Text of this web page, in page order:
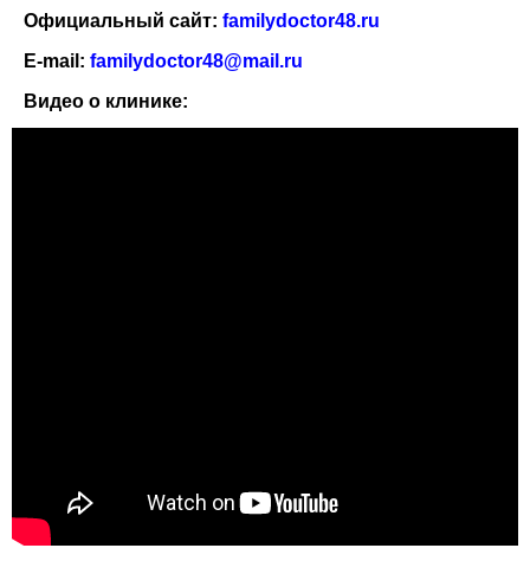
Официальный сайт: familydoctor48.ru
E-mail: familydoctor48@mail.ru
Видео о клинике: